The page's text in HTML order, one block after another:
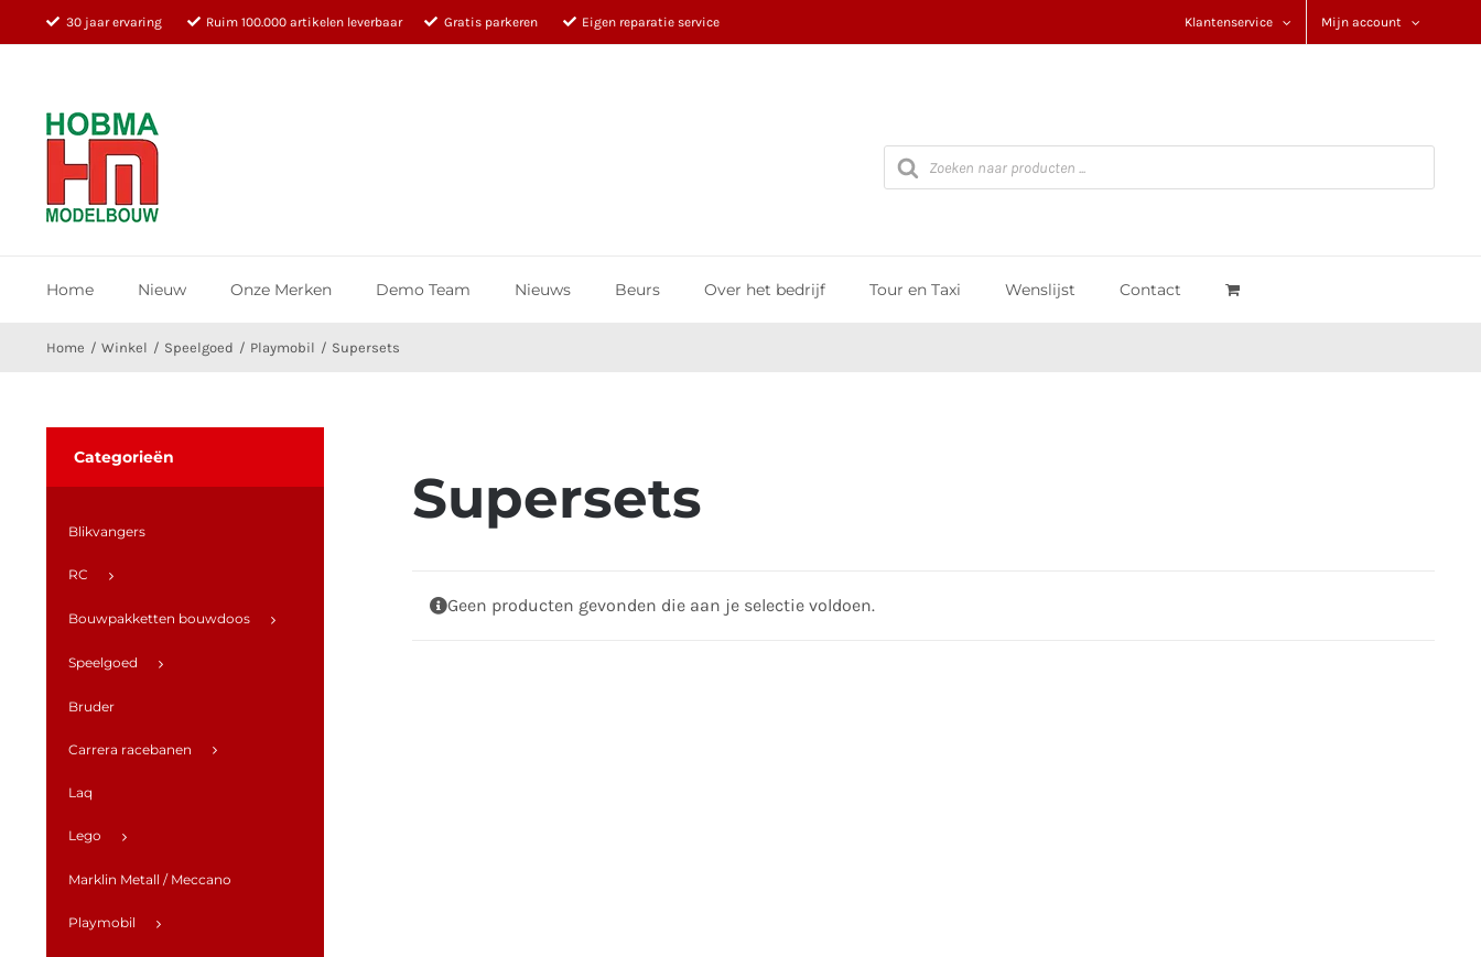
naar
30 jaar ervaring Ruim 100.000 artikelen leverbaar Gratis parkeren Eigen reparatie service Klantenservice Mijn account
Producten
zoeken
Home Nieuw Onze Merken Demo Team Nieuws Beurs Over het bedrijf Tour en Taxi Wenslijst Contact
Home Winkel Speelgoed Playmobil Supersets
Supersets
Geen producten gevonden die aan je selectie voldoen.
Categorieën
Blikvangers
RC
Bouwpakketten bouwdoos
Speelgoed
Bruder
Carrera racebanen
Laq
Lego
Marklin Metall / Meccano
Playmobil